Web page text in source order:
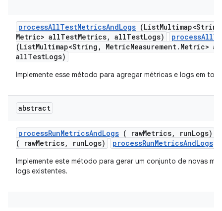
processAllTestMetricsAndLogs (ListMultimap<String
Metric> allTestMetrics, allTestLogs)
(ListMultimap<String, MetricMeasurement.Metric>
allTestLogs)
Implemente esse método para agregar métricas e logs em
abstract
processRunMetricsAndLogs ( rawMetrics, runLogs)
( rawMetrics, runLogs)
processRunMetricsAndLogs
Implemente este método para gerar um conjunto de novas
logs existentes.